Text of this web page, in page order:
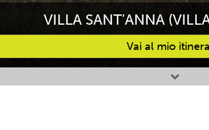
VILLA SANT’ANNA
Vai al mio